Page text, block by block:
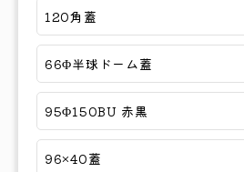
120角蓋
66Φ半球ドーム蓋
95Φ150BU 赤黒
96×40蓋